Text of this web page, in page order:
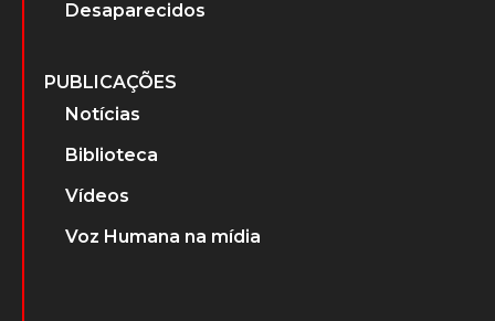
Desaparecidos
PUBLICAÇÕES
Notícias
Biblioteca
Vídeos
Voz Humana na mídia